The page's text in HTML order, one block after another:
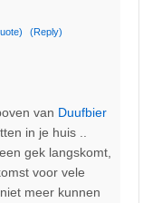
(Reply)
van Duufbier
in je huis ..
gek langskomt,
voor vele
meer kunnen